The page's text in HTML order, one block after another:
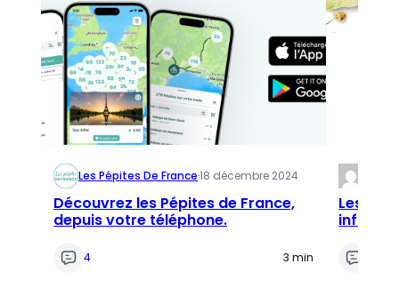
Les Pépites De France·18 décembre 2024
Découvrez les Pépites de France,
depuis votre téléphone.
4 3 min
Les 2